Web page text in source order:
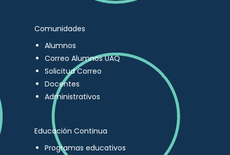
Comunidades
Alumnos
Correo Alumnos UAQ
Solicitud Correo
Docentes
Administrativos
Educación Continua
Programas educativos